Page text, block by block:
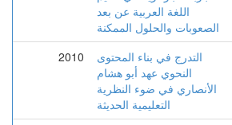
اللغة العربية عن بعد
الصعوبات والحلول الممكنة
2010
التدرج في بناء المحتوى
النحوي عهد أبو هشام
الأنصاري في ضوء النظرية
التعليمية الحديثة